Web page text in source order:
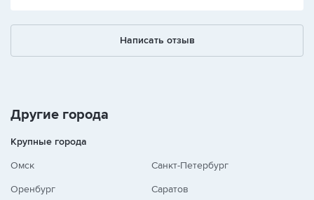
Написать отзыв
Другие города
Крупные города
Омск
Оренбург
Санкт-Петербург
Саратов